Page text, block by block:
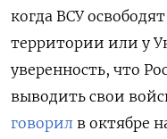
когда ВСУ
территории или у
уверенность, что
выводить свои
говорил в октябре